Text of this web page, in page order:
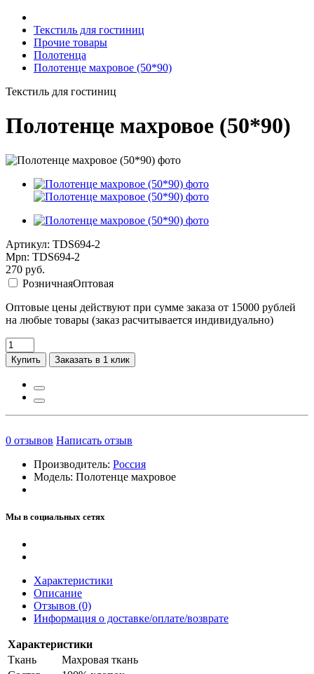
Текстиль для гостиниц
Прочие товары
Полотенца
Полотенце махровое (50*90)
Текстиль для гостиниц
Полотенце махровое (50*90)
Артикул: TDS694-2
Mpn: TDS694-2
270 руб.
РозничнаяОптовая
Оптовые цены действуют при сумме заказа от 15000 рублей
на любые товары (заказ расчитывается индивидуально)
Купить Заказать в 1 клик
0 отзывов Написать отзыв
Производитель: Россия
Модель: Полотенце махровое
Мы в социальных сетях
Характеристики
Описание
Отзывов (0)
Информация о доставке/оплате/возврате
Характеристики
Ткань
Махровая ткань